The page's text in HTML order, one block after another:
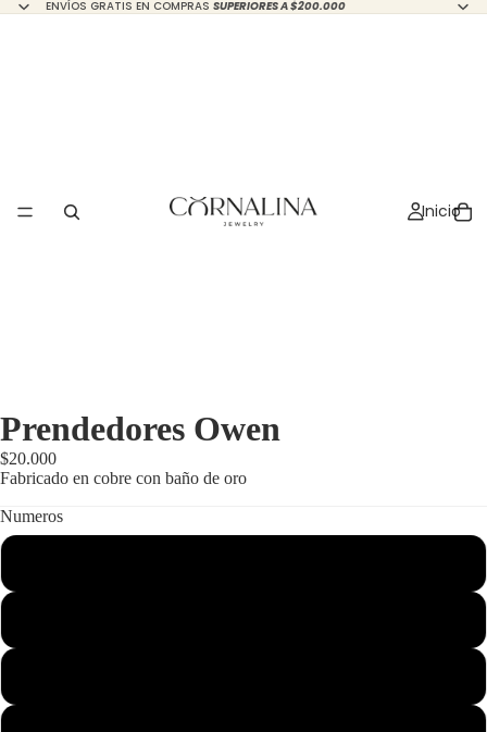
ENVÍOS GRATIS EN COMPRAS SUPERIORES A $200.000
Inicio
Prendedores Owen
$20.000
Fabricado en cobre con baño de oro
Numeros